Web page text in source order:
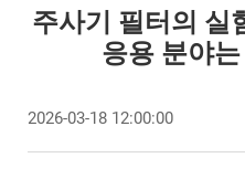
주사기 필터의 실
응용 분야
2026-03-18 12:00:00